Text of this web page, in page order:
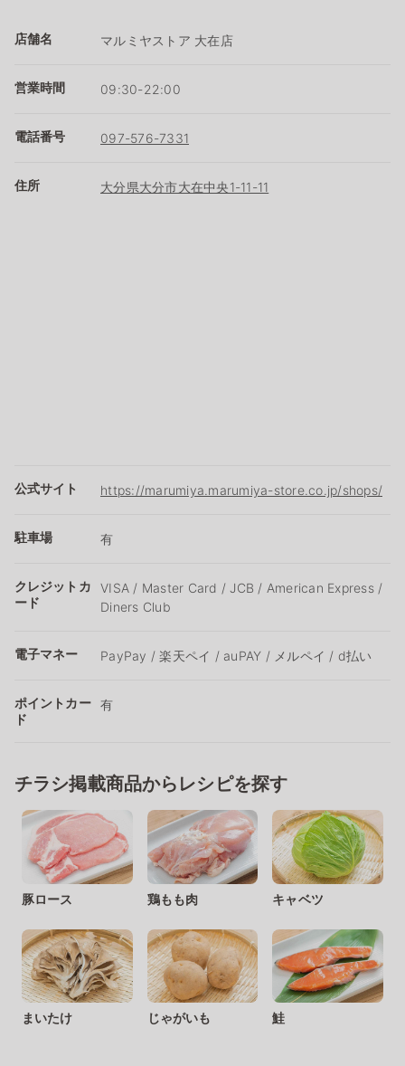
店舗名 マルミヤストア 大在店
営業時間 09:30-22:00
電話番号 097-576-7331
住所 大分県大分市大在中央1-11-11
公式サイト https://marumiya.marumiya-store.co.jp/shops/
駐車場 有
クレジットカ
ード
VISA / Master Card / JCB / American Express /
Diners Club
電子マネー PayPay / 楽天ペイ / auPAY / メルペイ / d払い
ポイントカー
ド
有
チラシ掲載商品からレシピを探す
豚ロース 鶏もも肉 キャベツ
まいたけ じゃがいも 鮭